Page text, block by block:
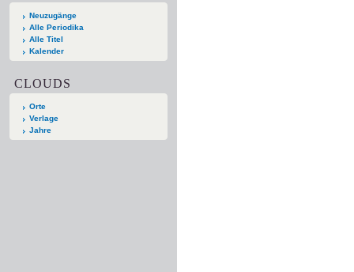
Neuzugänge
Alle Periodika
Alle Titel
Kalender
CLOUDS
Orte
Verlage
Jahre